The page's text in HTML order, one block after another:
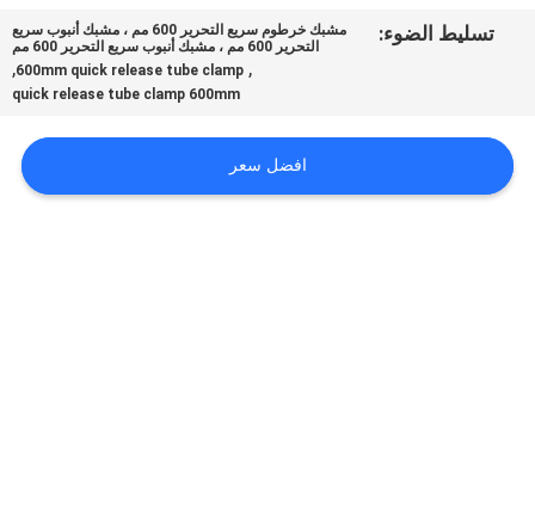
القضايا
الموقع
تسليط الضوء:
مشبك خرطوم سريع التحرير 600 مم ، مشبك أنبوب سريع
التحرير 600 مم ، مشبك أنبوب سريع التحرير 600 مم
,
600mm quick release tube clamp
,
quick release tube clamp 600mm
افضل سعر